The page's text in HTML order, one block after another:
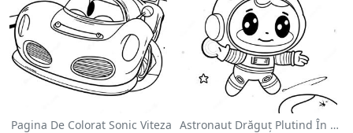
Pagina De Colorat Sonic Viteza Astronaut Drăguț Plutind În Spațiu - Pagina De Colorat